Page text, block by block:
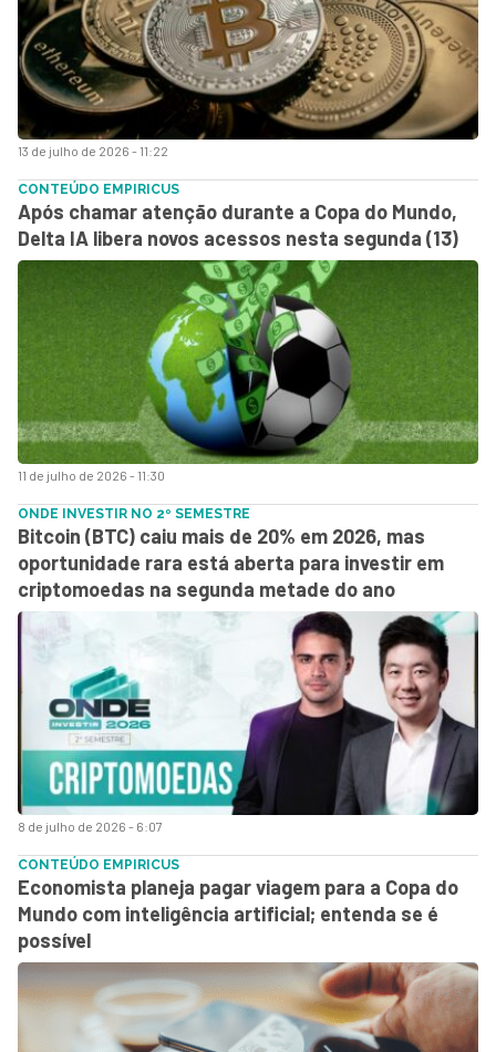
13 de julho de 2026 - 11:22
11 de julho de 2026 - 11:30
CONTEÚDO EMPIRICUS
Após chamar atenção durante a Copa do Mundo,
Delta IA libera novos acessos nesta segunda (13)
8 de julho de 2026 - 6:07
ONDE INVESTIR NO 2º SEMESTRE
Bitcoin (BTC) caiu mais de 20% em 2026, mas
oportunidade rara está aberta para investir em
criptomoedas na segunda metade do ano
CONTEÚDO EMPIRICUS
Economista planeja pagar viagem para a Copa do
Mundo com inteligência artificial; entenda se é
possível